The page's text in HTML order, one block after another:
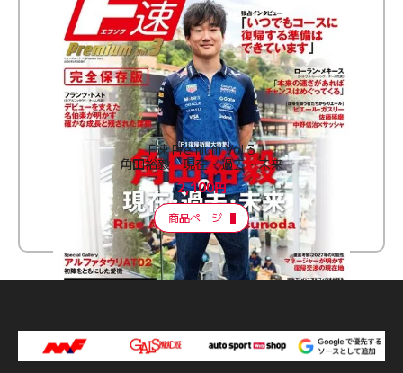
F速 Premium Vol.3
角田裕毅 現在・過去・未来
2,100円
商品ページ